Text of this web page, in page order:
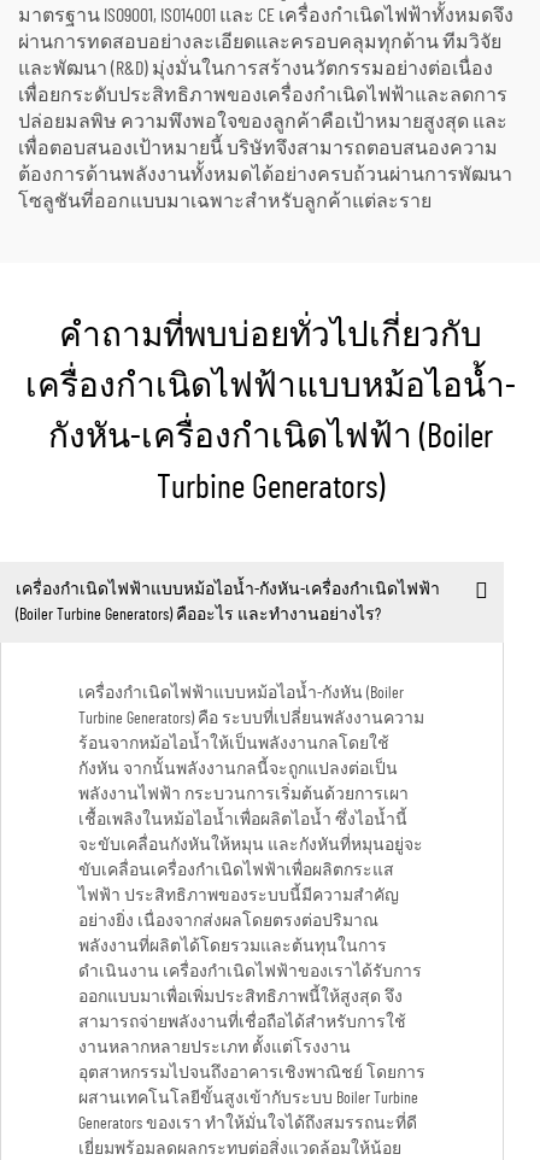
มาตรฐาน ISO9001, ISO14001 และ CE เครื่องกำเนิดไฟฟ้าทั้งหมดจึง
ผ่านการทดสอบอย่างละเอียดและครอบคลุมทุกด้าน ทีมวิจัย
และพัฒนา (R&D) มุ่งมั่นในการสร้างนวัตกรรมอย่างต่อเนื่อง
เพื่อยกระดับประสิทธิภาพของเครื่องกำเนิดไฟฟ้าและลดการ
ปล่อยมลพิษ ความพึงพอใจของลูกค้าคือเป้าหมายสูงสุด และ
เพื่อตอบสนองเป้าหมายนี้ บริษัทจึงสามารถตอบสนองความ
ต้องการด้านพลังงานทั้งหมดได้อย่างครบถ้วนผ่านการพัฒนา
โซลูชันที่ออกแบบมาเฉพาะสำหรับลูกค้าแต่ละราย
คำถามที่พบบ่อยทั่วไปเกี่ยวกับ
เครื่องกำเนิดไฟฟ้าแบบหม้อไอน้ำ-
กังหัน-เครื่องกำเนิดไฟฟ้า (Boiler
Turbine Generators)
เครื่องกำเนิดไฟฟ้าแบบหม้อไอน้ำ-กังหัน-เครื่องกำเนิดไฟฟ้า
(Boiler Turbine Generators) คืออะไร และทำงานอย่างไร?
เครื่องกำเนิดไฟฟ้าแบบหม้อไอน้ำ-กังหัน (Boiler
Turbine Generators) คือ ระบบที่เปลี่ยนพลังงานความ
ร้อนจากหม้อไอน้ำให้เป็นพลังงานกลโดยใช้
กังหัน จากนั้นพลังงานกลนี้จะถูกแปลงต่อเป็น
พลังงานไฟฟ้า กระบวนการเริ่มต้นด้วยการเผา
เชื้อเพลิงในหม้อไอน้ำเพื่อผลิตไอน้ำ ซึ่งไอน้ำนี้
จะขับเคลื่อนกังหันให้หมุน และกังหันที่หมุนอยู่จะ
ขับเคลื่อนเครื่องกำเนิดไฟฟ้าเพื่อผลิตกระแส
ไฟฟ้า ประสิทธิภาพของระบบนี้มีความสำคัญ
อย่างยิ่ง เนื่องจากส่งผลโดยตรงต่อปริมาณ
พลังงานที่ผลิตได้โดยรวมและต้นทุนในการ
ดำเนินงาน เครื่องกำเนิดไฟฟ้าของเราได้รับการ
ออกแบบมาเพื่อเพิ่มประสิทธิภาพนี้ให้สูงสุด จึง
สามารถจ่ายพลังงานที่เชื่อถือได้สำหรับการใช้
งานหลากหลายประเภท ตั้งแต่โรงงาน
อุตสาหกรรมไปจนถึงอาคารเชิงพาณิชย์ โดยการ
ผสานเทคโนโลยีขั้นสูงเข้ากับระบบ Boiler Turbine
Generators ของเรา ทำให้มั่นใจได้ถึงสมรรถนะที่ดี
เยี่ยมพร้อมลดผลกระทบต่อสิ่งแวดล้อมให้น้อย